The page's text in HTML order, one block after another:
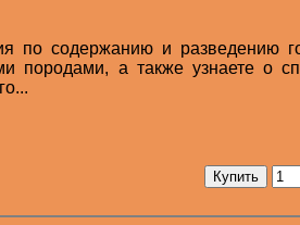
по содержанию и разведению
породами, а также узнаете о